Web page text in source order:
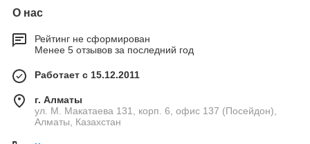
О нас
Рейтинг не сформирован
Менее 5 отзывов за последний год
Работает с 15.12.2011
г. Алматы
ул. М. Макатаева 131, корп. 6, офис 137 (Посейдон),
Алматы, Казахстан